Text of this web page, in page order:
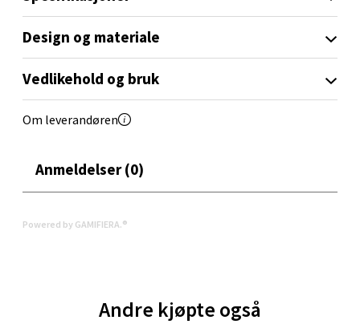
stilrent kobberuttrykk på kjøkkenet.
Design og materiale
Vedlikehold og bruk
Om leverandøren
Anmeldelser (0)
Powered by GAMIFIERA.®
Andre kjøpte også
Oppdal - Aunasenteret
Aunasenteret, Sunndalsvegen 3, 7340 Oppdal